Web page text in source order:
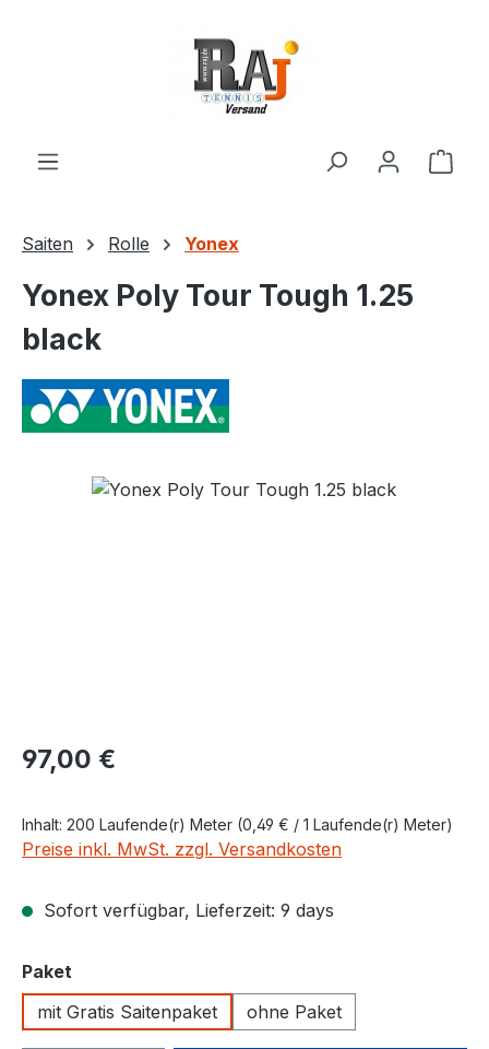
Saiten Rolle Yonex
Yonex Poly Tour Tough 1.25
black
Bildergalerie überspringen
Regulärer Preis:
97,00 €
Inhalt: 200 Laufende(r) Meter (0,49 € / 1 Laufende(r) Meter)
Preise inkl. MwSt. zzgl. Versandkosten
Sofort verfügbar, Lieferzeit: 9 days
Paket
mit Gratis Saitenpaket
ohne Paket